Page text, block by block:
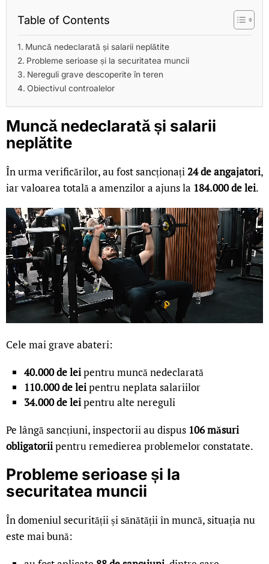
Table of Contents
Muncă nedeclarată și salarii neplătite
Probleme serioase și la securitatea muncii
Nereguli grave descoperite în teren
Obiectivul controalelor
Muncă nedeclarată și salarii
neplătite
În urma verificărilor, au fost sancționați24 de angajatori,
iar valoarea totală a amenzilor a ajuns la 184.000 de lei.
Cele mai grave abateri:
40.000 de leipentru muncă nedeclarată
110.000 de leipentru neplata salariilor
34.000 de leipentru alte nereguli
Pe lângă sancțiuni, inspectorii au dispus 106 măsuri
obligatoriipentru remedierea problemelor constatate.
Probleme serioase și la
securitatea muncii
În domeniul securității și sănătății în muncă, situația nu
este mai bună: